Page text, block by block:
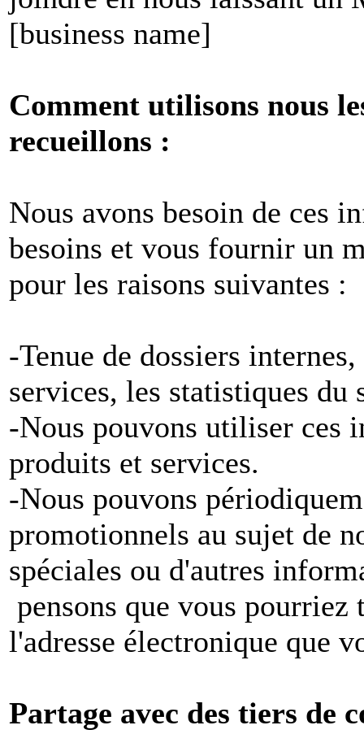
[business name]
Comment utilisons nous
recueillons :
Nous avons besoin de ces
besoins et vous fournir un
pour les raisons suivantes :
-Tenue de dossiers
services, les statistiques du
-Nous pouvons utiliser ces
produits et services.
-Nous pouvons
promotionnels au sujet de
spéciales ou d'autres
pensons que vous
l'adresse électronique que
Partage avec des tiers de